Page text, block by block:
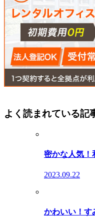
よく読まれている記
密かな人気！
2023.09.22
かわいい！す